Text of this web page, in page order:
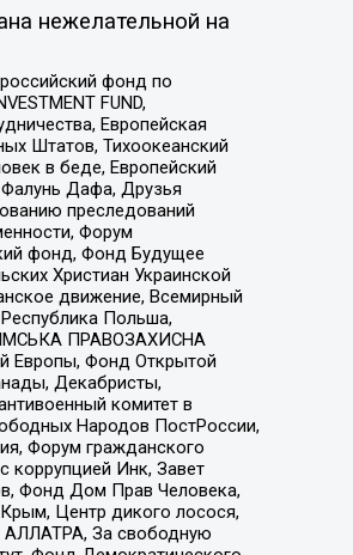
нежелательной на
фонд по
FUND,
Европейская
Штатов, Тихоокеанский
в беде, Европейский
Дафа, Друзья
преследований
Форум
фонд, Фонд Будущее
Христиан Украинской
движение, Всемирный
Польша,
ПРАВОЗАХИСНА
Европы, Фонд Открытой
Декабристы,
комитет в
Народов ПостРоссии,
Форум гражданского
коррупцией Инк, Завет
Фонд Дом Прав Человека,
Центр дикого лосося,
АЛЛАТРА, За свободную